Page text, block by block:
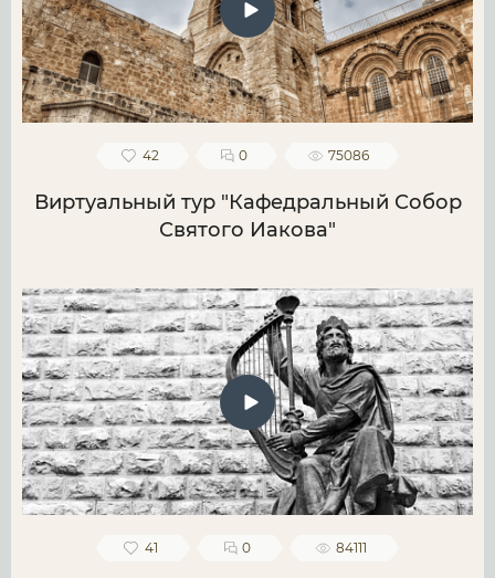
42 0 75086
Виртуальный тур "Кафедральный Собор
Святого Иакова"
41 0 84111